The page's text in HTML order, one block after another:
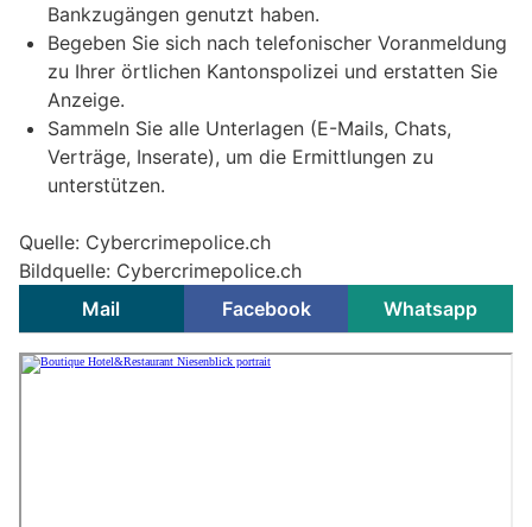
Bankzugängen genutzt haben.
Begeben Sie sich nach telefonischer Voranmeldung
zu Ihrer örtlichen Kantonspolizei und erstatten Sie
Anzeige.
Sammeln Sie alle Unterlagen (E-Mails, Chats,
Verträge, Inserate), um die Ermittlungen zu
unterstützen.
Quelle: Cybercrimepolice.ch
Bildquelle: Cybercrimepolice.ch
Mail
Facebook Whatsapp